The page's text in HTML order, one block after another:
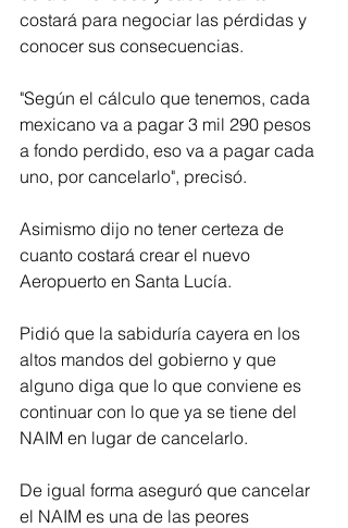
costará para negociar las pérdidas y
conocer sus consecuencias.
"Según el cálculo que tenemos, cada
mexicano va a pagar 3 mil 290 pesos
a fondo perdido, eso va a pagar cada
uno, por cancelarlo", precisó.
Asimismo dijo no tener certeza de
cuanto costará crear el nuevo
Aeropuerto en Santa Lucía.
Pidió que la sabiduría cayera en los
altos mandos del gobierno y que
alguno diga que lo que conviene es
continuar con lo que ya se tiene del
NAIM en lugar de cancelarlo.
De igual forma aseguró que cancelar
el NAIM es una de las peores